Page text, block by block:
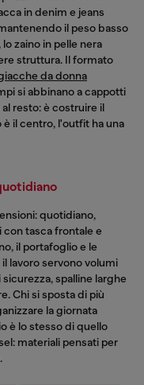
in denim e jeans
il peso basso
zaino in pelle nera
struttura. Il formato
da donna
si abbinano a cappotti
resto: è costruire il
è il centro, l'outfit ha una
quotidiano,
tasca frontale e
il portafoglio e le
lavoro servono volumi
spalline larghe
Chi si sposta di più
la giornata
è lo stesso di quello
materiali pensati per